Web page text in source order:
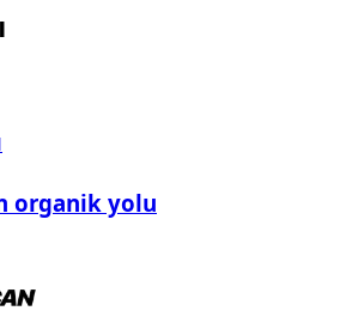
organik yolu